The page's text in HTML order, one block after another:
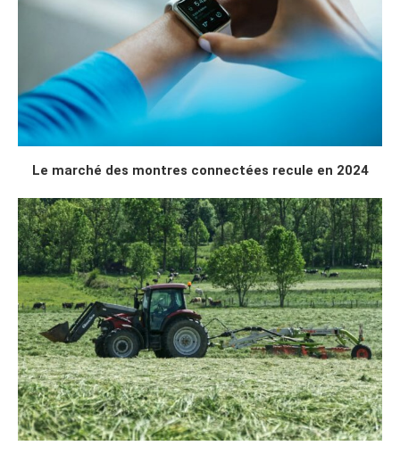
Le marché des montres connectées recule en 2024